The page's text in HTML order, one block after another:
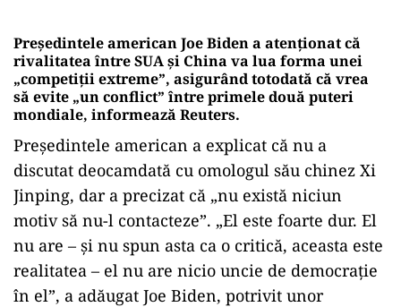
Preşedintele american Joe Biden a atenţionat că
rivalitatea între SUA şi China va lua forma unei
„competiţii extreme”, asigurând totodată că vrea
să evite „un conflict” între primele două puteri
mondiale, informează Reuters.
Preşedintele american a explicat că nu a
discutat deocamdată cu omologul său chinez Xi
Jinping, dar a precizat că „nu există niciun
motiv să nu-l contacteze”. „El este foarte dur. El
nu are – şi nu spun asta ca o critică, aceasta este
realitatea – el nu are nicio uncie de democraţie
în el”, a adăugat Joe Biden, potrivit unor